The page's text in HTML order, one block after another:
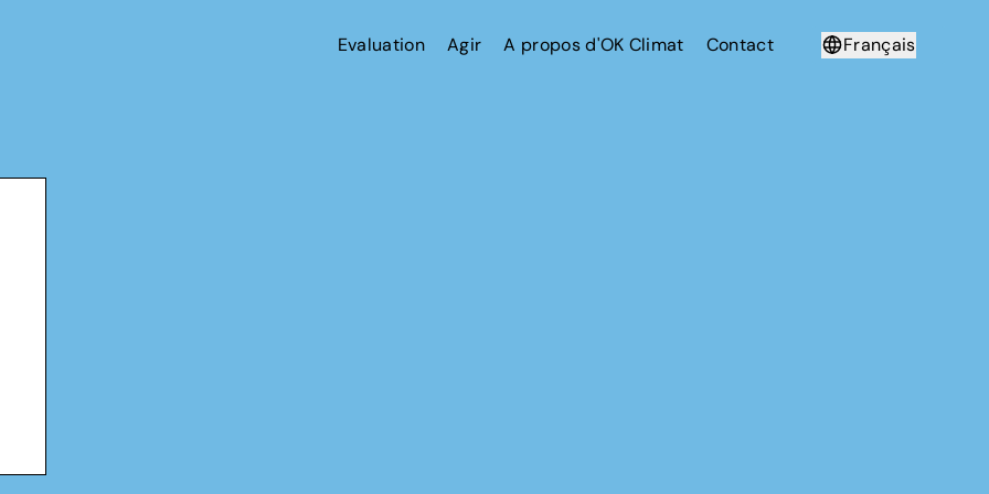
Evaluation Agir A propos d'OK Climat Contact
Français